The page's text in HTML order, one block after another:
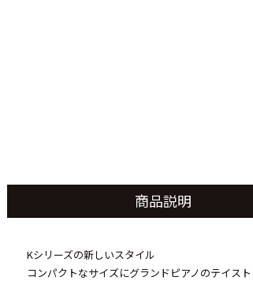
商品説明
Kシリーズの新しいスタイル
コンパクトなサイズにグランドピアノのテイス